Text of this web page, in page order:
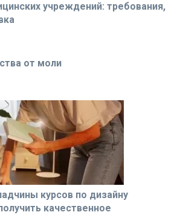
учреждений: требования,
от моли
курсов по дизайну
качественное